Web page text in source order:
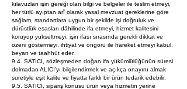
kılavuzları işin gereği olan bilgi ve belgeler ile teslim etmeyi,
her türlü ayıptan arî olarak yasal mevzuat gereklerine göre
sağlam, standartlara uygun bir şekilde işi doğruluk ve
dürüstlük esasları dâhilinde ifa etmeyi, hizmet kalitesini
koruyup yükseltmeyi, işin ifası sırasında gerekli dikkat ve
özeni göstermeyi, ihtiyat ve öngörü ile hareket etmeyi kabul,
beyan ve taahhüt eder.
9.4. SATICI, sözleşmeden doğan ifa yükümlülüğünün süresi
dolmadan ALICI’yı bilgilendirmek ve açıkça onayını almak
suretiyle eşit kalite ve fiyatta farklı bir ürün tedarik edebilir.
9.5. SATICI, sipariş konusu ürün veya hizmetin yerine